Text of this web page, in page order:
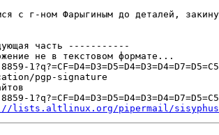
с г-ном Фарыгиным до деталей,
часть -----------
не в текстовом формате...
pgp-signature
lists.altlinux.org/pipermail/sisyphus/